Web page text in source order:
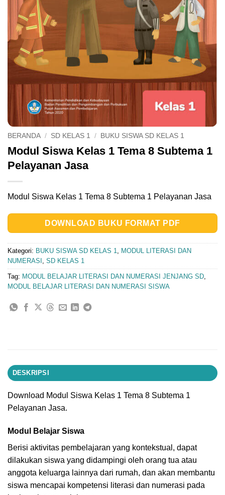
BERANDA / SD KELAS 1 / BUKU SISWA SD KELAS 1
Modul Siswa Kelas 1 Tema 8 Subtema 1
Pelayanan Jasa
Modul Siswa Kelas 1 Tema 8 Subtema 1 Pelayanan Jasa
DOWNLOAD BUKU FORMAT PDF
Kategori: BUKU SISWA SD KELAS 1, MODUL LITERASI DAN
NUMERASI , SD KELAS 1
Tag: MODUL BELAJAR LITERASI DAN NUMERASI JENJANG SD,
MODUL BELAJAR LITERASI DAN NUMERASI SISWA
DESKRIPSI
Download Modul Siswa Kelas 1 Tema 8 Subtema 1
Pelayanan Jasa.
Modul Belajar Siswa
Berisi aktivitas pembelajaran yang kontekstual, dapat
dilakukan siswa yang didampingi oleh orang tua atau
anggota keluarga lainnya dari rumah, dan akan membantu
siswa mencapai kompetensi literasi dan numerasi pada